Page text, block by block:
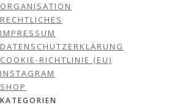
ORGANISATION
RECHTLICHES
IMPRESSUM
DATENSCHUTZERKLÄRUNG
COOKIE-RICHTLINIE (EU)
INSTAGRAM
SHOP
KATEGORIEN